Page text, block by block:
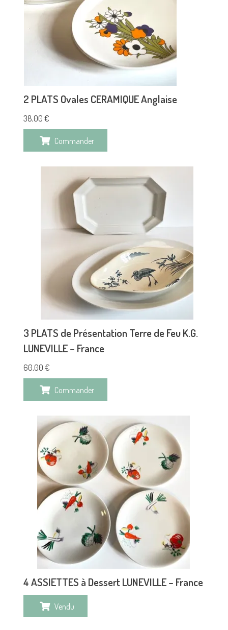
2 PLATS Ovales CERAMIQUE Anglaise
38,00 €
Commander
3 PLATS de Présentation Terre de Feu K.G.
LUNEVILLE – France
60,00 €
Commander
4 ASSIETTES à Dessert LUNEVILLE – France
Vendu